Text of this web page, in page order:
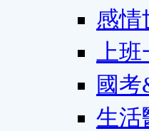
感情
上
國
生活